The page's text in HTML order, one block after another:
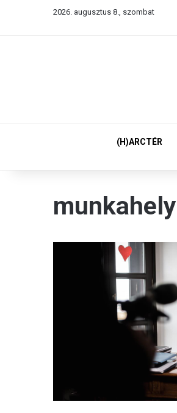
2026. augusztus 8., szombat
(H)ARCTÉR